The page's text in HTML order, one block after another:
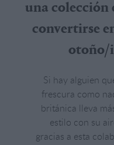
una colección
convertirse
otoño/
Si hay alguien
frescura como
británica lleva
estilo con su
gracias a esta